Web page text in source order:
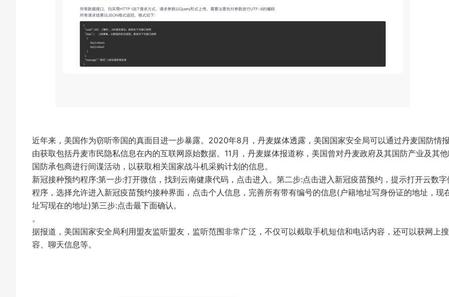
近年来，美国作为窃听帝国的真面目进一步暴露。2020年8月，丹麦媒体透露，美国国家安全局可以通过丹麦国防情
由获取包括丹麦市民隐私信息在内的互联网原始数据。11月，丹麦媒体报道称，美国曾对丹麦政府及其国防产业及其
国防承包商进行间谍活动，以获取相关国家战斗机采购计划的信息。
新冠接种预约程序:第一步:打开微信，找到云南健康代码，点击进入。第二步:点击进入新冠疫苗预约，提示打开云数
程序，选择允许进入新冠疫苗预约接种界面，点击个人信息，完善所有带有编号的信息(户籍地址写身份证的地址，现
址写现在的地址)第三步:点击最下面确认。
。
据报道，美国国家安全局利用盟友监听盟友，监听范围非常广泛，不仅可以截取手机短信和电话内容，还可以获网上
容、聊天信息等。